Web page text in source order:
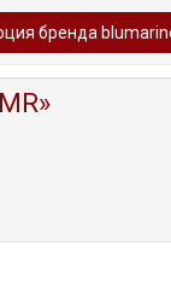
бренда